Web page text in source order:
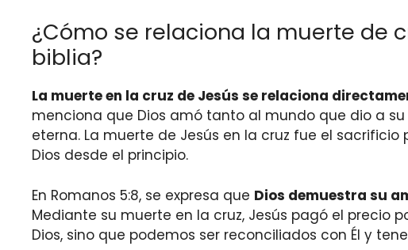
¿Cómo se relaciona la muerte de
biblia?
La muerte en la cruz de Jesús se relaciona
menciona que Dios amó tanto al mundo que dio a
eterna. La muerte de Jesús en la cruz fue el
Dios desde el principio.
En Romanos 5:8, se expresa que Dios demuestra su
Mediante su muerte en la cruz, Jesús pagó el precio
Dios, sino que podemos ser reconciliados con Él y